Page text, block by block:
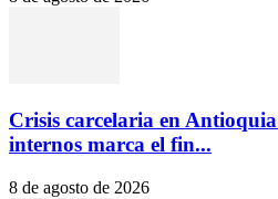
Crisis carcelaria en
internos marca el fin...
8 de agosto de 2026